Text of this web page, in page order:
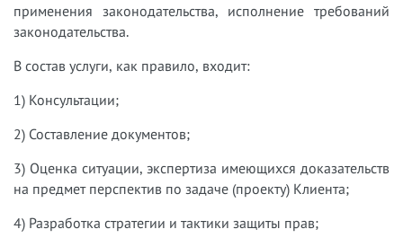
применения законодательства, исполнение требований
законодательства.
В состав услуги, как правило, входит:
1) Консультации;
2) Составление документов;
3) Оценка ситуации, экспертиза имеющихся доказательств
на предмет перспектив по задаче (проекту) Клиента;
4) Разработка стратегии и тактики защиты прав;